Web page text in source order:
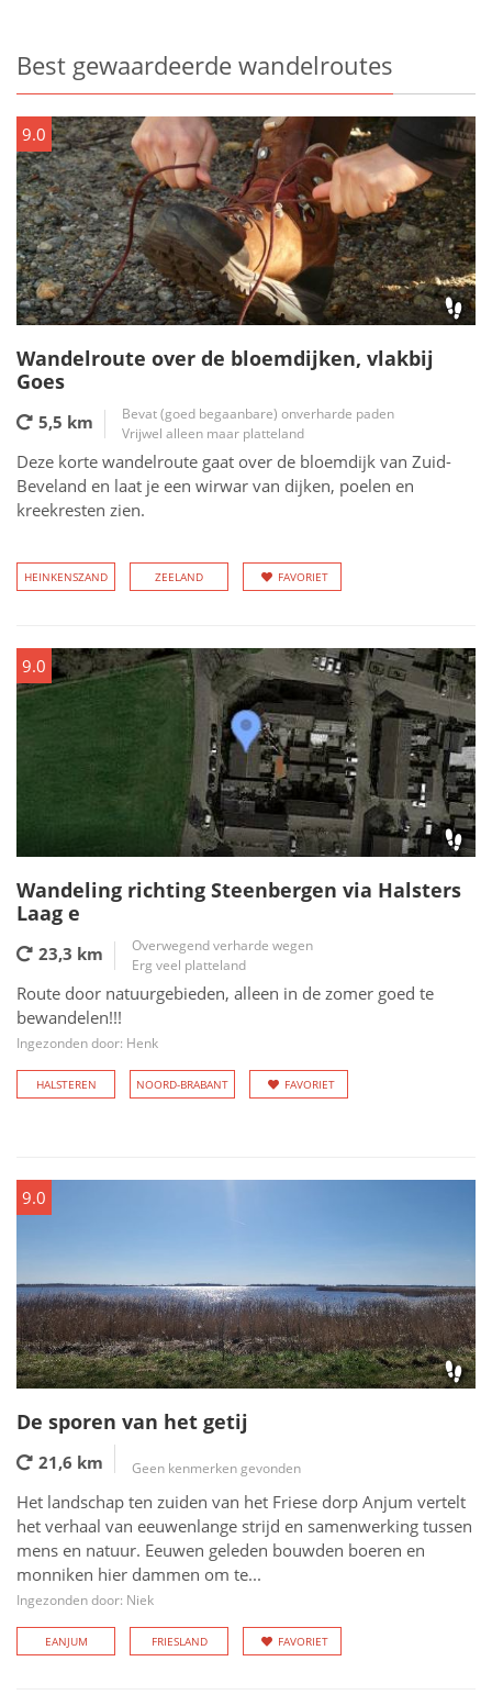
Best gewaardeerde wandelroutes
9.0
Wandelroute over de bloemdijken, vlakbij
Goes
5,5 km
Bevat (goed begaanbare) onverharde paden
Vrijwel alleen maar platteland
Deze korte wandelroute gaat over de bloemdijk van Zuid-
Beveland en laat je een wirwar van dijken, poelen en
kreekresten zien.
HEINKENSZAND ZEELAND FAVORIET
9.0
Wandeling richting Steenbergen via Halsters
Laag e
23,3 km
Overwegend verharde wegen
Erg veel platteland
Route door natuurgebieden, alleen in de zomer goed te
bewandelen!!!
Ingezonden door: Henk
HALSTEREN NOORD-BRABANT FAVORIET
9.0
De sporen van het getij
21,6 km Geen kenmerken gevonden
Het landschap ten zuiden van het Friese dorp Anjum vertelt
het verhaal van eeuwenlange strijd en samenwerking tussen
mens en natuur. Eeuwen geleden bouwden boeren en
monniken hier dammen om te...
Ingezonden door: Niek
EANJUM FRIESLAND FAVORIET